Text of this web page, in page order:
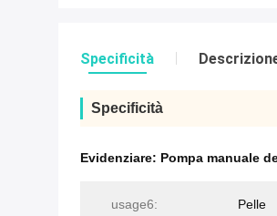
Specificità
Specificità
Evidenziare: Pompa manuale
usage6: Pelle